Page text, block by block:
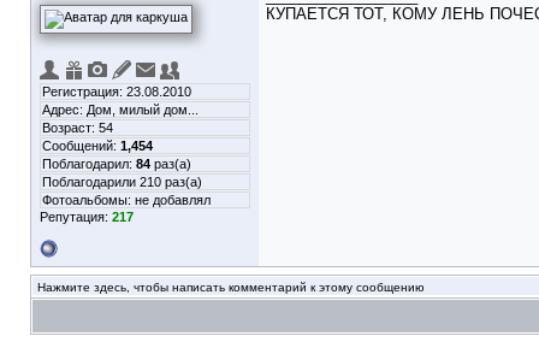
Регистрация: 23.08.2010
Адрес: Дом, милый дом...
Возраст: 54
Сообщений: 1,454
Поблагодарил: 84 раз(а)
Поблагодарили 210 раз(а)
Фотоальбомы: не добавлял
Репутация: 217
КУПАЕТСЯ ТОТ, КОМУ ЛЕНЬ
Нажмите здесь, чтобы написать комментарий к этому сообщению